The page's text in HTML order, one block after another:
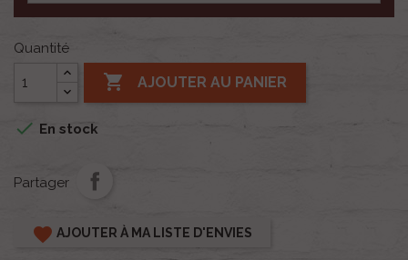
Quantité
 AJOUTER AU PANIER
 En stock
Partager
favorite AJOUTER À MA LISTE D'ENVIES